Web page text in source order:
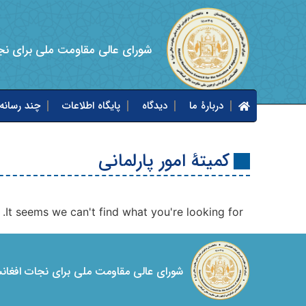
شورای عالی مقاومت ملی برای
دربارۀ ما دیدگاه پایگاه اطلاعات چند
کمیتۀ امور پارلمانی
It seems we can't find what you're looking for.
شورای عالی مقاومت ملی برای نجات